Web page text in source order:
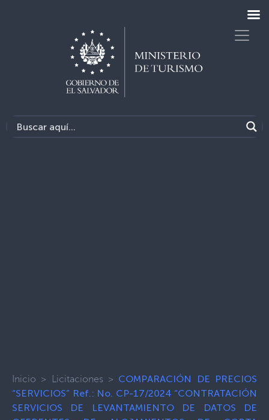
Inicio > Licitaciones > COMPARACIÓN DE PRECIOS
“SERVICIOS” Ref.: No. CP-17/2024 “CONTRATACIÓN
SERVICIOS DE LEVANTAMIENTO DE DATOS DE